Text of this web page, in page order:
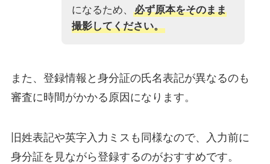
になるため、
必ず原本をそのまま
撮影してください。
また、登録情報と身分証の氏名表記が異なるのも
審査に時間がかかる原因になります。
旧姓表記や英字入力ミスも同様なので、入力前に
身分証を見ながら登録するのがおすすめです。